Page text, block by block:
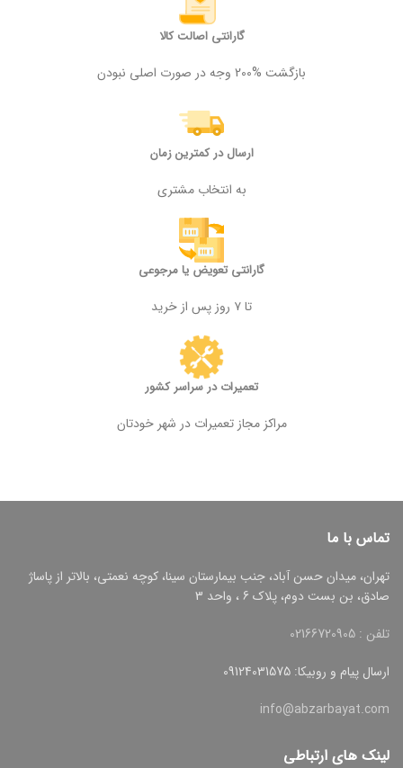
گارانتی اصالت کالا
بازگشت %200 وجه در صورت اصلی نبودن
ارسال در کمترین زمان
به انتخاب مشتری
گارانتی تعویض یا مرجوعی
تا ۷ روز پس از خرید
تعمیرات در سراسر کشور
مراکز مجاز تعمیرات در شهر خودتان
تماس با ما
تهران، میدان حسن آباد، جنب بیمارستان سینا، کوچه نعمتی، بالاتر از پاساژ
صادق، بن بست دوم، پلاک 6 ، واحد 3
تلفن : 02166720905
ارسال پیام و روبیکا: 09124031575
info@abzarbayat.com
لینک های ارتباطی